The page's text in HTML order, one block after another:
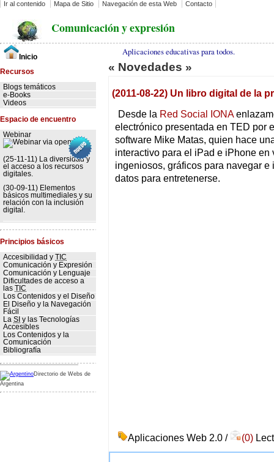
Ir al contenido Mapa de Sitio Navegación de esta Web Contacto
Comunicación y expresión
Aplicaciones educativas para todos.
Inicio
Recursos
Blogs temáticos
e-Books
Videos
Espacio de encuentro
Webinar
(25-11-11) La diversidad y
el acceso a los recursos
digitales.
(30-09-11) Elementos
básicos multimediales y su
relación con la inclusión
digital.
Principios básicos
Accesibilidad y TIC
Comunicación y Expresión
Comunicación y Lenguaje
Dificultades de acceso a
las TIC
Los Contenidos y el Diseño
El Diseño y la Navegación
Fácil
La SI y las Tecnologías
Accesibles
Los Contenidos y la
Comunicación
Bibliografía
Directorio de Webs de
Argentina
« Novedades »
(2011-08-22) Un libro digital de la
Desde la Red Social IONA
electrónico presentada en TED por
software Mike Matas, quien hace
interactivo para el iPad e iPhone
ingeniosos, gráficos para navegar
datos para entretenerse.
Aplicaciones Web 2.0 / (0)